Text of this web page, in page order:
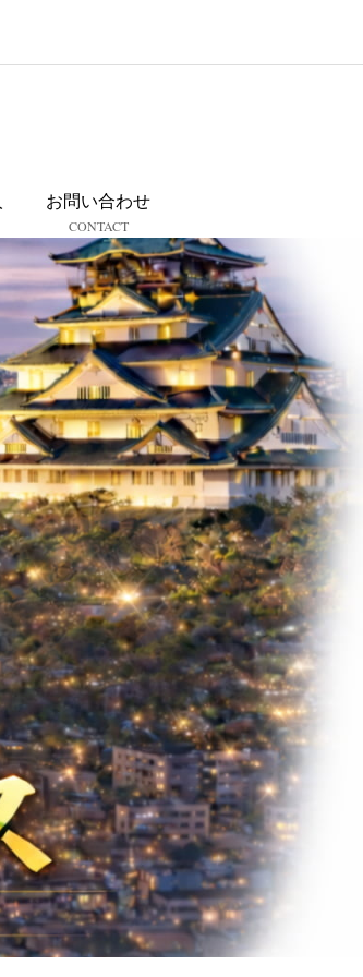
お問い合わせ
CONTACT